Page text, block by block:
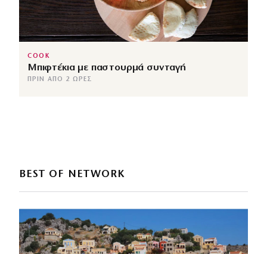
COOK
Μπιφτέκια με παστουρμά συνταγή
ΠΡΙΝ ΑΠΌ 2 ΏΡΕΣ
BEST OF NETWORK